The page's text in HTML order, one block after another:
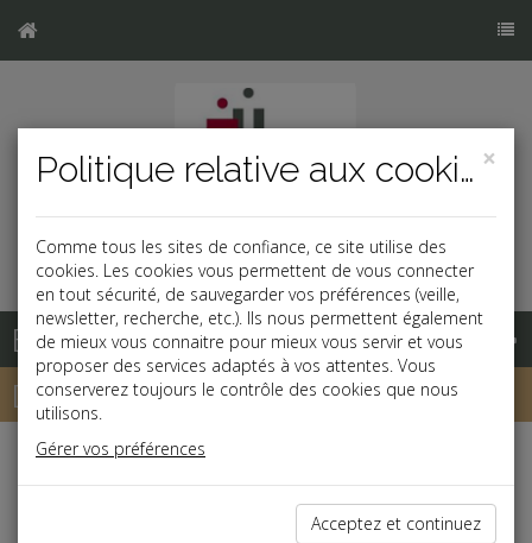
Base documentaire
Dépêches
j
Vie des affaires
×
Politique relative aux cookies
Comme tous les sites de confiance, ce site utilise des
cookies. Les cookies vous permettent de vous connecter
en tout sécurité, de sauvegarder vos préférences (veille,
newsletter, recherche, etc.). Ils nous permettent également
de mieux vous connaitre pour mieux vous servir et vous
proposer des services adaptés à vos attentes. Vous
conserverez toujours le contrôle des cookies que nous
utilisons.
Gérer vos préférences
Acceptez et continuez